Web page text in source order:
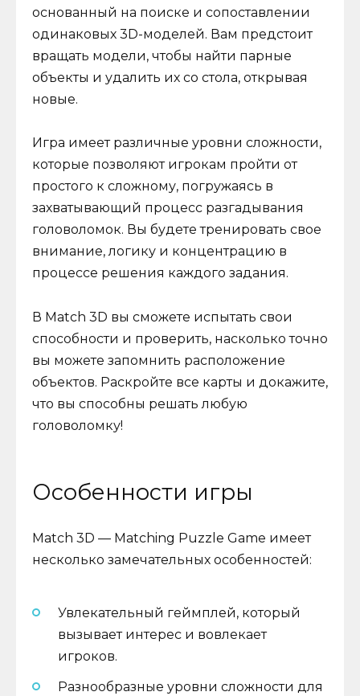
основанный на поиске и сопоставлении
одинаковых 3D-моделей. Вам предстоит
вращать модели, чтобы найти парные
объекты и удалить их со стола, открывая
новые.
Игра имеет различные уровни сложности,
которые позволяют игрокам пройти от
простого к сложному, погружаясь в
захватывающий процесс разгадывания
головоломок. Вы будете тренировать свое
внимание, логику и концентрацию в
процессе решения каждого задания.
В Match 3D вы сможете испытать свои
способности и проверить, насколько точно
вы можете запомнить расположение
объектов. Раскройте все карты и докажите,
что вы способны решать любую
головоломку!
Особенности игры
Match 3D — Matching Puzzle Game имеет
несколько замечательных особенностей:
Увлекательный геймплей, который
вызывает интерес и вовлекает
игроков.
Разнообразные уровни сложности для